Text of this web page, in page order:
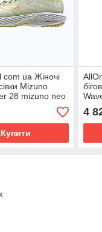
com ua Жіночі
Mizuno
28 mizuno neo
snow white
Купити
4